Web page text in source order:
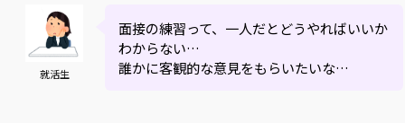
就活生
面接の練習って、一人だとどうやればいいか
わからない…
誰かに客観的な意見をもらいたいな…